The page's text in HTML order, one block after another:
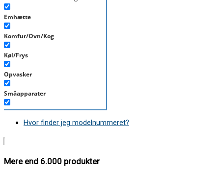
Emhætte
Komfur/Ovn/Kog
Køl/Frys
Opvasker
Småapparater
Støvsuger
Hvor finder jeg modelnummeret?
Mere end 6.000 produkter